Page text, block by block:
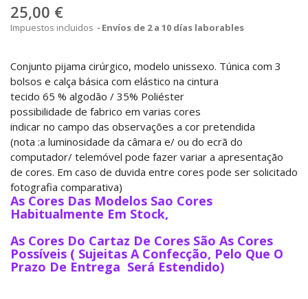
25,00 €
Impuestos incluidos Envíos de 2 a 10 días laborables
Conjunto pijama cirúrgico, modelo unissexo. Túnica com 3
bolsos e calça básica com elástico na cintura
tecido 65 % algodão / 35% Poliéster
possibilidade de fabrico em varias cores
indicar no campo das observações a cor pretendida
(nota :a luminosidade da câmara e/ ou do ecrã do
computador/ telemóvel pode fazer variar a apresentação
de cores. Em caso de duvida entre cores pode ser solicitado
fotografia comparativa)
As Cores Das Modelos Sao Cores
Habitualmente Em Stock,
As Cores Do Cartaz De Cores São As Cores
Possíveis ( Sujeitas A Confecção, Pelo Que O
Prazo De Entrega Será Estendido)